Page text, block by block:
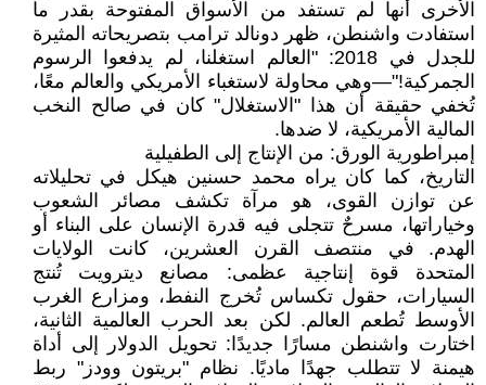
الأخرى أنها لم تستفد من الأسواق المفتوحة بقدر ما
استفادت واشنطن، ظهر دونالد ترامب بتصريحاته المثيرة
للجدل في 2018: "العالم استغلنا، لم يدفعوا الرسوم
الجمركية!"—وهي محاولة لاستغباء الأمريكي والعالم معًا،
تُخفي حقيقة أن هذا "الاستغلال" كان في صالح النخب
المالية الأمريكية، لا ضدها.
إمبراطورية الورق: من الإنتاج إلى الطفيلية
التاريخ، كما كان يراه محمد حسنين هيكل في تحليلاته
عن توازن القوى، هو مرآة تكشف مصائر الشعوب
وخياراتها، مسرحٌ تتجلى فيه قدرة الإنسان على البناء أو
الهدم. في منتصف القرن العشرين، كانت الولايات
المتحدة قوة إنتاجية عظمى: مصانع ديترويت تُنتج
السيارات، حقول تكساس تُخرج النفط، ومزارع الغرب
الأوسط تُطعم العالم. لكن بعد الحرب العالمية الثانية،
اختارت واشنطن مسارًا جديدًا: تحويل الدولار إلى أداة
هيمنة لا تتطلب جهدًا ماديًا. نظام "بريتون وودز" ربط